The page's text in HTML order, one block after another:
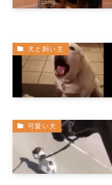
犬と飼い主
可愛い犬